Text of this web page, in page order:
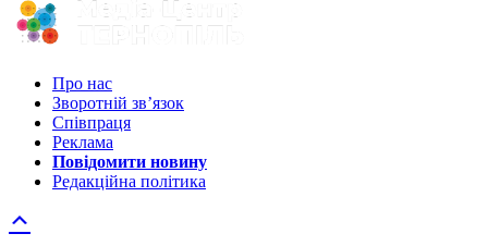
Про нас
Зворотній зв’язок
Співпраця
Реклама
Повідомити новину
Редакційна політика